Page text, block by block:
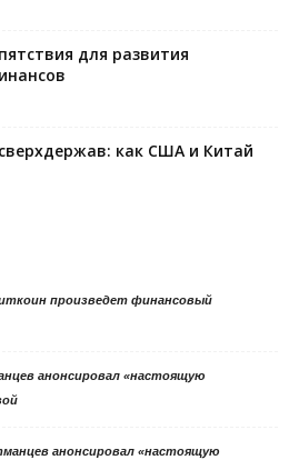
для развития
как США и Китай
произведет финансовый
анонсировал «настоящую
анонсировал «настоящую